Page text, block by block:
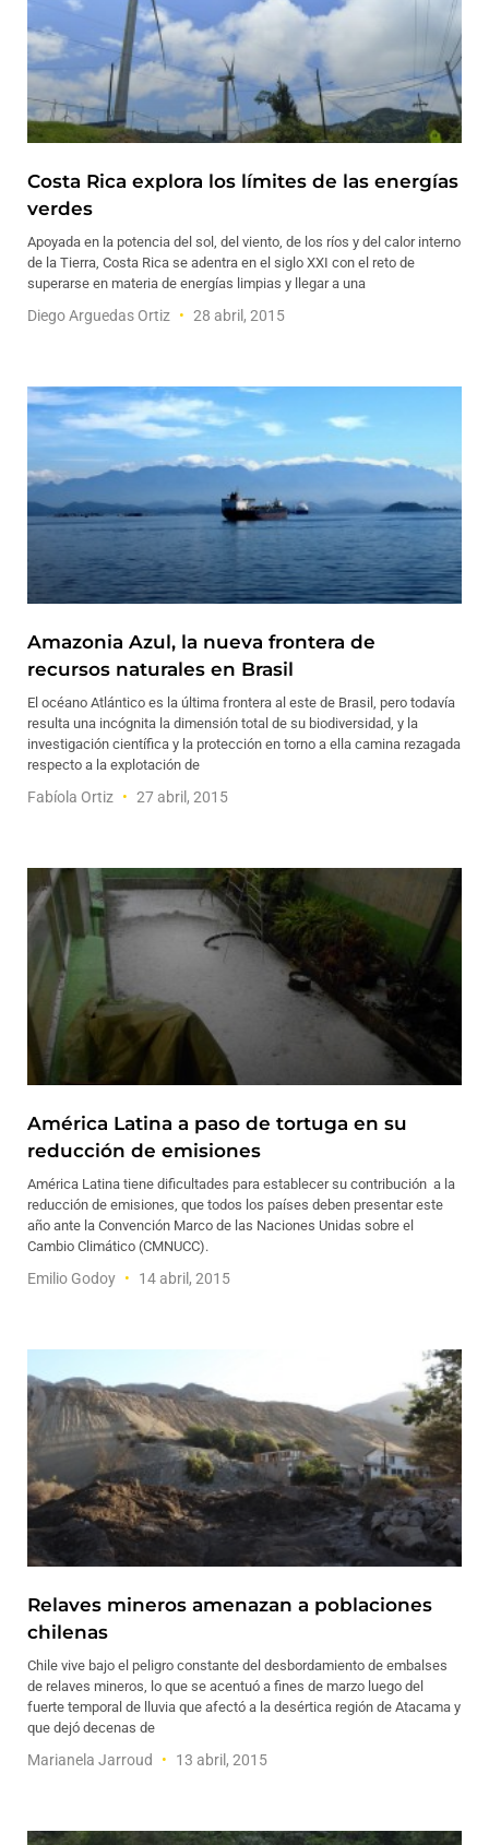
Costa Rica explora los límites de las energías
verdes
Apoyada en la potencia del sol, del viento, de los ríos y del calor interno
de la Tierra, Costa Rica se adentra en el siglo XXI con el reto de
superarse en materia de energías limpias y llegar a una
Diego Arguedas Ortiz 28 abril, 2015
Amazonia Azul, la nueva frontera de
recursos naturales en Brasil
El océano Atlántico es la última frontera al este de Brasil, pero todavía
resulta una incógnita la dimensión total de su biodiversidad, y la
investigación científica y la protección en torno a ella camina rezagada
respecto a la explotación de
Fabíola Ortiz 27 abril, 2015
América Latina a paso de tortuga en su
reducción de emisiones
América Latina tiene dificultades para establecer su contribución a la
reducción de emisiones, que todos los países deben presentar este
año ante la Convención Marco de las Naciones Unidas sobre el
Cambio Climático (CMNUCC).
Emilio Godoy 14 abril, 2015
Relaves mineros amenazan a poblaciones
chilenas
Chile vive bajo el peligro constante del desbordamiento de embalses
de relaves mineros, lo que se acentuó a fines de marzo luego del
fuerte temporal de lluvia que afectó a la desértica región de Atacama y
que dejó decenas de
Marianela Jarroud 13 abril, 2015